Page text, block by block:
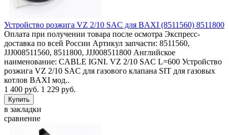
Устройство розжига VZ 2/10 SAC для BAXI (8511560) 8511800
Оплата при получении товара после осмотра Экспресс-
доставка по всей России Артикул запчасти: 8511560,
JJJ008511560, 8511800, JJJ008511800 Английское
наименование: CABLE IGNI. VZ 2/10 SAC L=600 Устройство
розжига VZ 2/10 SAC для газового клапана SIT для газовых
котлов BAXI мод..
1 400 руб. 1 229 руб.
в закладки
сравнение